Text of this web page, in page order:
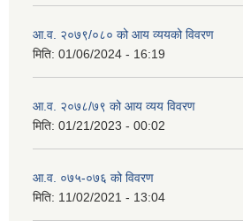
आ.व. २०७९/०८० को आय व्ययको विवरण
मिति: 01/06/2024 - 16:19
आ.व. २०७८/७९ को आय व्यय विवरण
मिति: 01/21/2023 - 00:02
आ.व. ०७५-०७६ को विवरण
मिति: 11/02/2021 - 13:04